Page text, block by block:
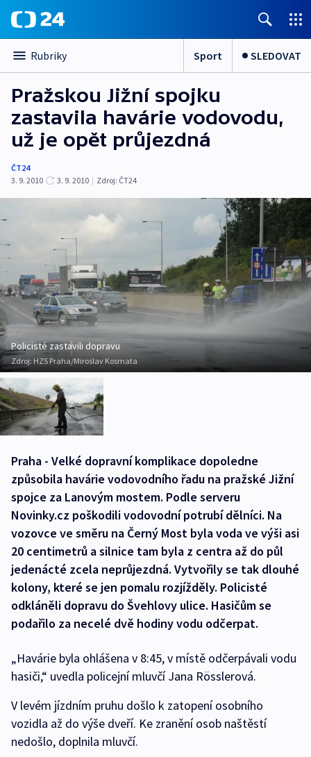
Rubriky Sport SLEDOVAT
Pražskou Jižní spojku
zastavila havárie vodovodu,
už je opět průjezdná
ČT24
3. 9. 2010
3. 9. 2010 | Zdroj: ČT24
Policisté zastavili dopravu
Zdroj: HZS Praha/Miroslav Kosmata
Praha - Velké dopravní komplikace dopoledne
způsobila havárie vodovodního řadu na pražské Jižní
spojce za Lanovým mostem. Podle serveru
Novinky.cz poškodili vodovodní potrubí dělníci. Na
vozovce ve směru na Černý Most byla voda ve výši asi
20 centimetrů a silnice tam byla z centra až do půl
jedenácté zcela neprůjezdná. Vytvořily se tak dlouhé
kolony, které se jen pomalu rozjížděly. Policisté
odkláněli dopravu do Švehlovy ulice. Hasičům se
podařilo za necelé dvě hodiny vodu odčerpat.
„Havárie byla ohlášena v 8:45, v místě odčerpávali vodu
hasiči,“ uvedla policejní mluvčí Jana Rösslerová.
V levém jízdním pruhu došlo k zatopení osobního
vozidla až do výše dveří. Ke zranění osob naštěstí
nedošlo, doplnila mluvčí.